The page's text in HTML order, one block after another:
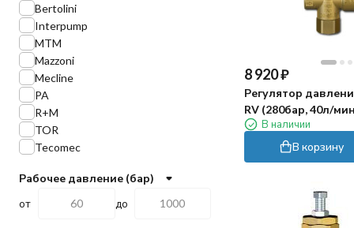
8 920₽
Регулятор
RV (280бар, 40л/
pass)В наличии
В корзину
Bertolini
Interpump
MTM
Mazzoni
Mecline
PA
R+M
TOR
Tecomec
Рабочее давление (бар)
от
до